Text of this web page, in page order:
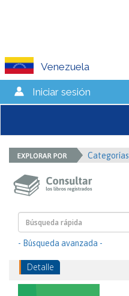
Venezuela
Iniciar sesión
Categorías
- Búsqueda avanzada -
Detalle